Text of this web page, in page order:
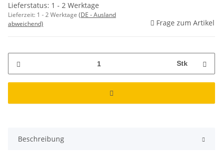
Lieferstatus: 1 - 2 Werktage
Lieferzeit: 1 - 2 Werktage (DE - Ausland
abweichend)
Frage zum Artikel
Stk
Beschreibung